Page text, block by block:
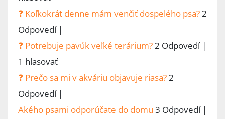
❓ Koľkokrát denne mám venčiť dospelého psa?2
Odpovedí |
❓ Potrebuje pavúk veľké terárium?2 Odpovedí |
1 hlasovať
❓ Prečo sa mi v akváriu objavuje riasa?2
Odpovedí |
Akého psami odporúčate do domu 3 Odpovedí |